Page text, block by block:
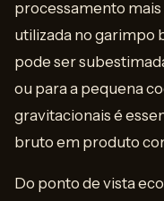
processamento
utilizada no garimpo
pode ser
ou para a pequena
gravitacionais é
bruto em produto
Do ponto de vista